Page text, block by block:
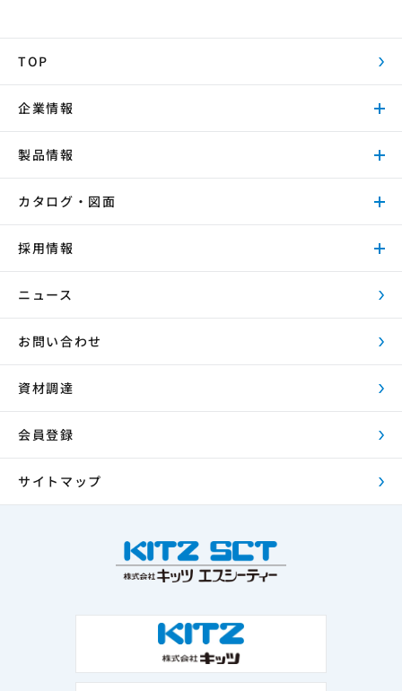
TOP
企業情報
製品情報
カタログ・図面
採用情報
ニュース
お問い合わせ
資材調達
会員登録
サイトマップ